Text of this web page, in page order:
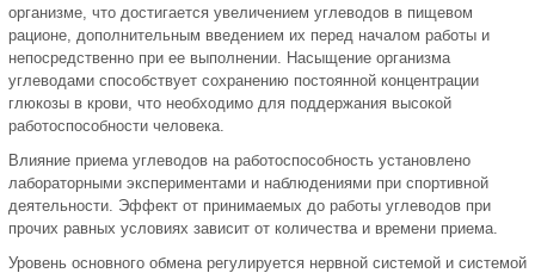
организме, что достигается увеличением углеводов в пищевом
рационе, дополнительным введением их перед началом работы и
непосредственно при ее выполнении. Насыщение организма
углеводами способствует сохранению постоянной концентрации
глюкозы в крови, что необходимо для поддержания высокой
работоспособности человека.
Влияние приема углеводов на работоспособность установлено
лабораторными экспериментами и наблюдениями при спортивной
деятельности. Эффект от принимаемых до работы углеводов при
прочих равных условиях зависит от количества и времени приема.
Уровень основного обмена регулируется нервной системой и системой